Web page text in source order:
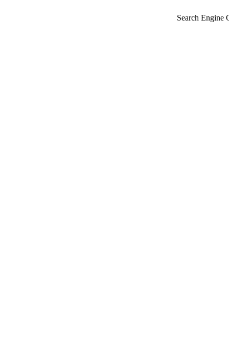
Search Engine